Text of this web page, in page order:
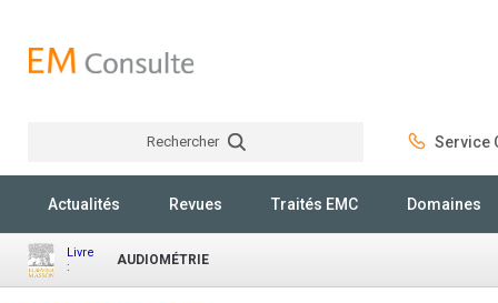
Rechercher Service
Actualités Revues Traités EMC Domaines
Livre
:
AUDIOMÉTRIE